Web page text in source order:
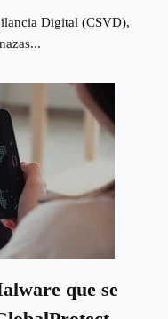
Digital (CSVD),
que se